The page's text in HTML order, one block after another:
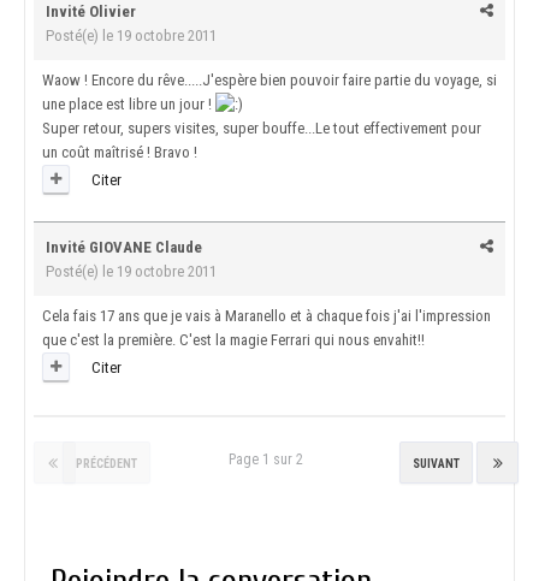
Invité Olivier
Posté(e) le 19 octobre 2011
Waow ! Encore du rêve.....J'espère bien pouvoir faire partie du voyage, si
une place est libre un jour !
Super retour, supers visites, super bouffe...Le tout effectivement pour
un coût maîtrisé ! Bravo !
Citer
Invité GIOVANE Claude
Posté(e) le 19 octobre 2011
Cela fais 17 ans que je vais à Maranello et à chaque fois j'ai l'impression
que c'est la première. C'est la magie Ferrari qui nous envahit!!
Citer
PRÉCÉDENT SUIVANT
Page 1 sur 2